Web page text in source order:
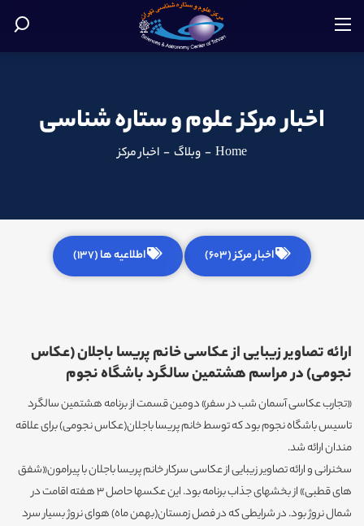
اخبار مرکز علوم و ستاره شناسی
Home
- وبلاگ - اخبار مرکز
اخبار مرکز (603) اطلاعیه ها (137)
ارائه تصاویر زیبایی از عکاسی خانم پریسا باجلان (عکاس
نجومی) در مراسم هشتمین سالگرد باشگاه نجوم
«تجارب عکاسی آسمان شب در سفر» دومین قسمت از برنامه هشتمین سالگرد
تاسیس باشگاه نجوم بود که توسط خانم پریسا باجلان(عکاس نجومی) برای علاقه
مندان ارائه شد.
سخنرانی و ارائه تصاویر زیبایی از عکاسی سرکار خانم پریسا باجلان با پیرامون«شفق
های قطبی» از بخشهای جذاب برنامه بود. این عکسها حاصل 3 هفته اقامت در
شمال نروژ بود. در شرایطی که در فصل زمستان(بهمن ماه) هوای نروژ بسیار سرد